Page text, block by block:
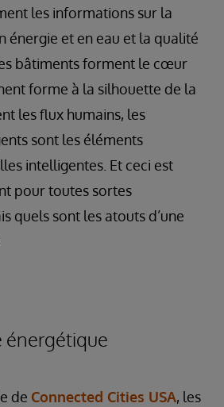
les informations sur la
énergie et en eau et la qualité
bâtiments forment le cœur
forme à la silhouette de la
les flux humains, les
sont les éléments
intelligentes. Et ceci est
pour toutes sortes
quels sont les atouts d’une
énergétique
de Connected Cities USA, les